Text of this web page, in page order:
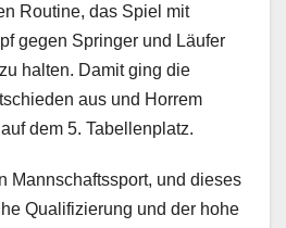
Routine, das Spiel mit
gegen Springer und Läufer
halten. Damit ging die
aus und Horrem
dem 5. Tabellenplatz.
Mannschaftssport, und dieses
Qualifizierung und der hohe